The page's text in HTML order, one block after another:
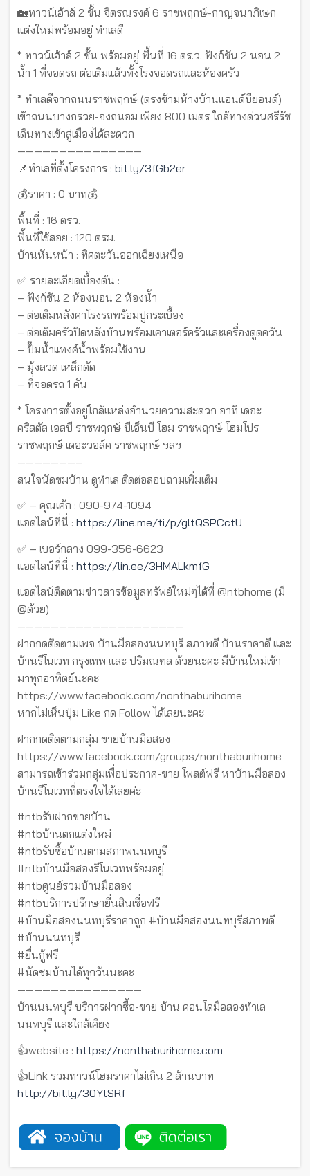
🏡ทาวน์เฮ้าส์ 2 ชั้น จิตรณรงค์ 6 ราชพฤกษ์-กาญจนาภิเษก
แต่งใหม่พร้อมอยู่ ทำเลดี
* ทาวน์เฮ้าส์ 2 ชั้น พร้อมอยู่ พื้นที่ 16 ตร.ว. ฟังก์ชัน 2 นอน 2
น้ำ 1 ที่จอดรถ ต่อเติมแล้วทั้งโรงจอดรถและห้องครัว
* ทำเลดีจากถนนราชพฤกษ์ (ตรงข้ามห้างบ้านแอนด์บียอนด์)
เข้าถนนบางกรวย-จงถนอม เพียง 800 เมตร ใกล้ทางด่วนศรีรัช
เดินทางเข้าสู่เมืองได้สะดวก
———————————————
📌ทำเลที่ตั้งโครงการ : bit.ly/3fGb2er
💰ราคา : 0 บาท💰
พื้นที่ : 16 ตรว.
พื้นที่ใช้สอย : 120 ตรม.
บ้านหันหน้า : ทิศตะวันออกเฉียงเหนือ
✅ รายละเอียดเบื้องต้น :
– ฟังก์ชัน 2 ห้องนอน 2 ห้องน้ำ
– ต่อเติมหลังคาโรงรถพร้อมปูกระเบื้อง
– ต่อเติมครัวปิดหลังบ้านพร้อมเคาเตอร์ครัวและเครื่องดูดควัน
– ปั๊มน้ำแทงค์น้ำพร้อมใช้งาน
– มุ้งลวด เหล็กดัด
– ที่จอดรถ 1 คัน
* โครงการตั้งอยู่ใกล้แหล่งอำนวยความสะดวก อาทิ เดอะ
คริสตัล เอสบี ราชพฤกษ์ บีเอ็นบี โฮม ราชพฤกษ์ โฮมโปร
ราชพฤกษ์ เดอะวอล์ค ราชพฤกษ์ ฯลฯ
———————–
สนใจนัดชมบ้าน ดูทำเล ติดต่อสอบถามเพิ่มเติม
✅ – คุณเค้ก : 090-974-1094
แอดไลน์ที่นี่ : https://line.me/ti/p/gltQSPCctU
✅ – เบอร์กลาง 099-356-6623
แอดไลน์ที่นี่ : https://lin.ee/3HMALkmfG
แอดไลน์ติดตามข่าวสารข้อมูลทรัพย์ใหม่ๆได้ที่ @ntbhome (มี
@ด้วย)
————————————————————
ฝากกดติดตามเพจ บ้านมือสองนนทบุรี สภาพดี บ้านราคาดี และ
บ้านรีโนเวท กรุงเทพ และ ปริมณฑล ด้วยนะคะ มีบ้านใหม่เข้า
มาทุกอาทิตย์นะคะ
https://www.facebook.com/nonthaburihome
หากไม่เห็นปุ่ม Like กด Follow ได้เลยนะคะ
ฝากกดติดตามกลุ่ม ขายบ้านมือสอง
https://www.facebook.com/groups/nonthaburihome
สามารถเข้าร่วมกลุ่มเพื่อประกาศ-ขาย โพสต์ฟรี หาบ้านมือสอง
บ้านรีโนเวทที่ตรงใจได้เลยค่ะ
#ntbรับฝากขายบ้าน
#ntbบ้านตกแต่งใหม่
#ntbรับซื้อบ้านตามสภาพนนทบุรี
#ntbบ้านมือสองรีโนเวทพร้อมอยู่
#ntbศูนย์รวมบ้านมือสอง
#ntbบริการปรึกษายื่นสินเชื่อฟรี
#บ้านมือสองนนทบุรีราคาถูก #บ้านมือสองนนทบุรีสภาพดี
#บ้านนนทบุรี
#ยื่นกู้ฟรี
#นัดชมบ้านได้ทุกวันนะคะ
———————————————
บ้านนนทบุรี บริการฝากซื้อ-ขาย บ้าน คอนโดมือสองทำเล
นนทบุรี และใกล้เคียง
👍website : https://nonthaburihome.com
👍Link รวมทาวน์โฮมราคาไม่เกิน 2 ล้านบาท
http://bit.ly/30YtSRf